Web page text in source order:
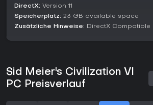
DirectX: Version 11
Speicherplatz: 23 GB available space
Zusätzliche Hinweise: DirectX Compatible
Sid Meier's Civilization VI
PC Preisverlauf